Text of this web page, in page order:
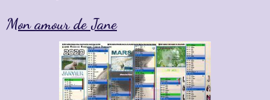
Mon amour de Jane